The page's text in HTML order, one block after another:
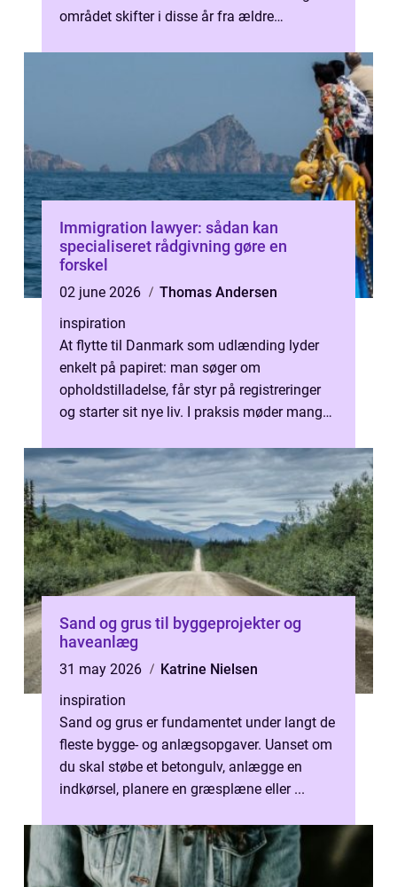
området skifter i disse år fra ældre
Immigration lawyer: sådan kan
specialiseret rådgivning gøre en
forskel
02 june 2026
Thomas Andersen
inspiration
At flytte til Danmark som udlænding lyder
enkelt på papiret: man søger om
opholdstilladelse, får styr på registreringer
og starter sit nye liv. I praksis møder mange
Sand og grus til byggeprojekter og
haveanlæg
31 may 2026
Katrine Nielsen
inspiration
Sand og grus er fundamentet under langt de
fleste bygge- og anlægsopgaver. Uanset om
du skal støbe et betongulv, anlægge en
indkørsel, planere en græsplæne eller ...